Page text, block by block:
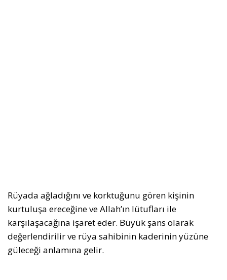
Rüyada ağladığını ve korktuğunu gören kişinin
kurtuluşa ereceğine ve Allah’ın lütufları ile
karşılaşacağına işaret eder. Büyük şans olarak
değerlendirilir ve rüya sahibinin kaderinin yüzüne
güleceği anlamına gelir.